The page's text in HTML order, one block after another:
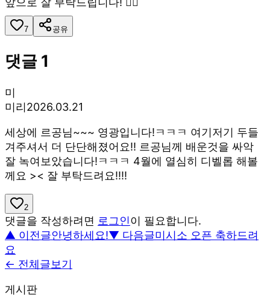
7 공유
댓글 1
미
미리2026.03.21
세상에 르공님~~~ 영광입니다!ㅋㅋㅋ 여기저기 두들
겨주셔서 더 단단해졌어요!! 르공님께 배운것을 싸악
잘 녹여보았습니다!ㅋㅋㅋ 4월에 열심히 디벨롭 해볼
께요 >< 잘 부탁드려요!!!!
2
댓글을 작성하려면 로그인이 필요합니다.
▲ 이전글안녕하세요!▼ 다음글미시소 오픈 축하드려
요
← 전체글보기
게시판